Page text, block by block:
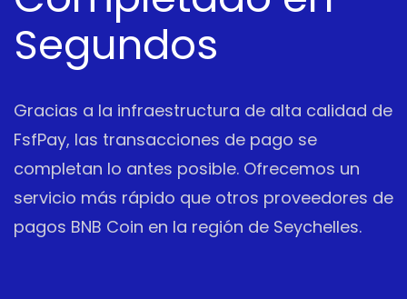
Segundos
Gracias a la infraestructura de alta calidad de
FsfPay, las transacciones de pago se
completan lo antes posible. Ofrecemos un
servicio más rápido que otros proveedores de
pagos BNB Coin en la región de Seychelles.